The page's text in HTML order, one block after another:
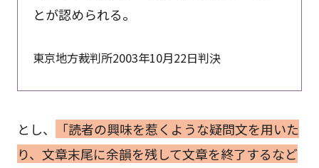
とが認められる。
東京地方裁判所2003年10月22日判決
とし、
「読者の興味を惹くような疑問文を用いた
り、文章末尾に余韻を残して文章を終了するなど